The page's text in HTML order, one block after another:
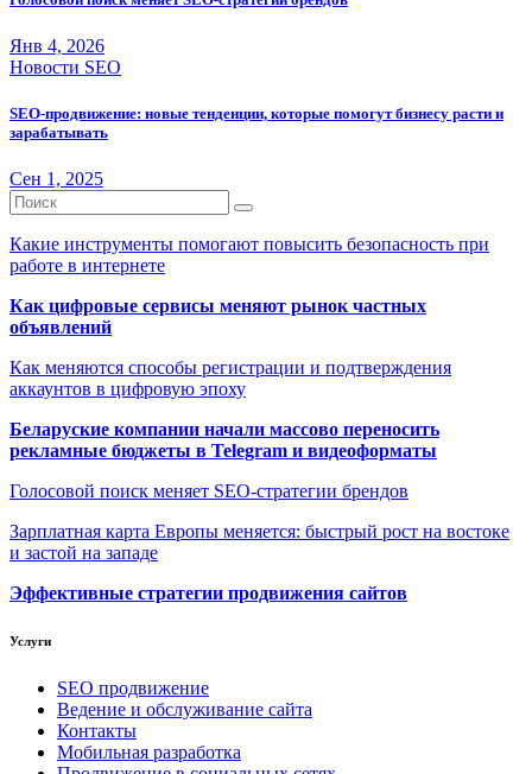
Янв 4, 2026
Новости SEO
SEO-продвижение: новые тенденции, которые помогут бизнесу расти и
зарабатывать
Сен 1, 2025
Какие инструменты помогают повысить безопасность при
работе в интернете
Как цифровые сервисы меняют рынок частных
объявлений
Как меняются способы регистрации и подтверждения
аккаунтов в цифровую эпоху
Беларуские компании начали массово переносить
рекламные бюджеты в Telegram и видеоформаты
Голосовой поиск меняет SEO-стратегии брендов
Зарплатная карта Европы меняется: быстрый рост на востоке
и застой на западе
Эффективные стратегии продвижения сайтов
Услуги
SEO продвижение
Ведение и обслуживание сайта
Контакты
Мобильная разработка